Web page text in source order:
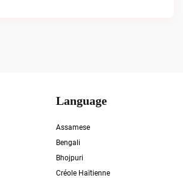
Language
Assamese
Bengali
Bhojpuri
Créole Haïtienne